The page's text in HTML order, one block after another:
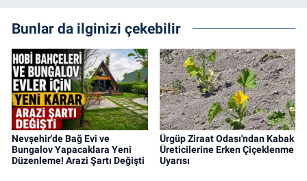
Bunlar da ilginizi çekebilir
Nevşehir'de Bağ Evi ve
Bungalov Yapacaklara Yeni
Düzenleme! Arazi Şartı Değişti
Ürgüp Ziraat Odası'ndan Kabak
Üreticilerine Erken Çiçeklenme
Uyarısı